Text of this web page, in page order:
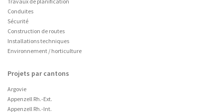
Conduites
Sécurité
Construction de routes
Installations techniques
Environnement / horticulture
Projets par cantons
Argovie
Appenzell Rh.-Ext.
Appenzell Rh.-Int.